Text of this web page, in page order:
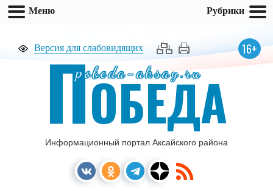
Версия для слабовидящих 16+
pobeda-aksay.ru
ПОБЕДА
Информационный портал Аксайского района
Меню Рубрики